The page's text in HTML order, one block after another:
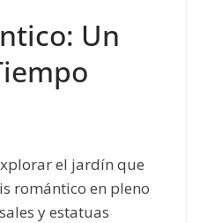
Un
el jardín que
romántico en pleno
y estatuas